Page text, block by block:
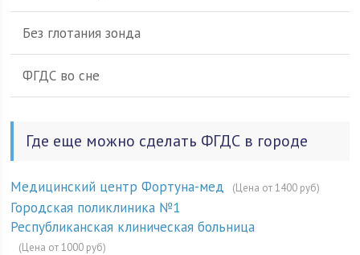
Без глотания зонда
ФГДС во сне
Где еще можно сделать ФГДС в городе
Медицинский центр Фортуна-мед (Цена от 1400 руб)
Городская поликлиника №1
Республиканская клиническая больница
(Цена от 1000 руб)